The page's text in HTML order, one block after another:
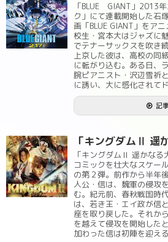
「BLUE GIANT」2013
ク」にて連載開始した石
画「BLUE GIANT」をア
校生・宮本大はジャズに
でテナーサックスを吹き
上京した彼は、高校の同
に転がり込む。ある日、
腕ピアニスト・沢辺雪祈
に誘い、大に感化されて
記
「キングダムⅡ 遥
「キングダムⅡ 遥かなる
コミックを壮大なスケー
の第２弾。前作から半年
人公・信は、魏軍の侵攻
む。紀元前、春秋戦国時
は、若き王・エイ政が信
座を取り戻した。それか
を越えて侵攻を開始した
加わった信は初陣を迎え